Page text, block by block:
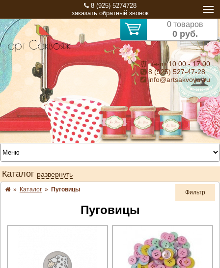
8 (925) 5274728
заказать обратный звонок
0 товаров
0 руб.
⏰ пн-пт 10:00 - 17:00
8 (925) 527-47-28
info@artsakvoyaj.ru
Каталог развернуть
Фильтр
» Каталог » Пуговицы
Пуговицы